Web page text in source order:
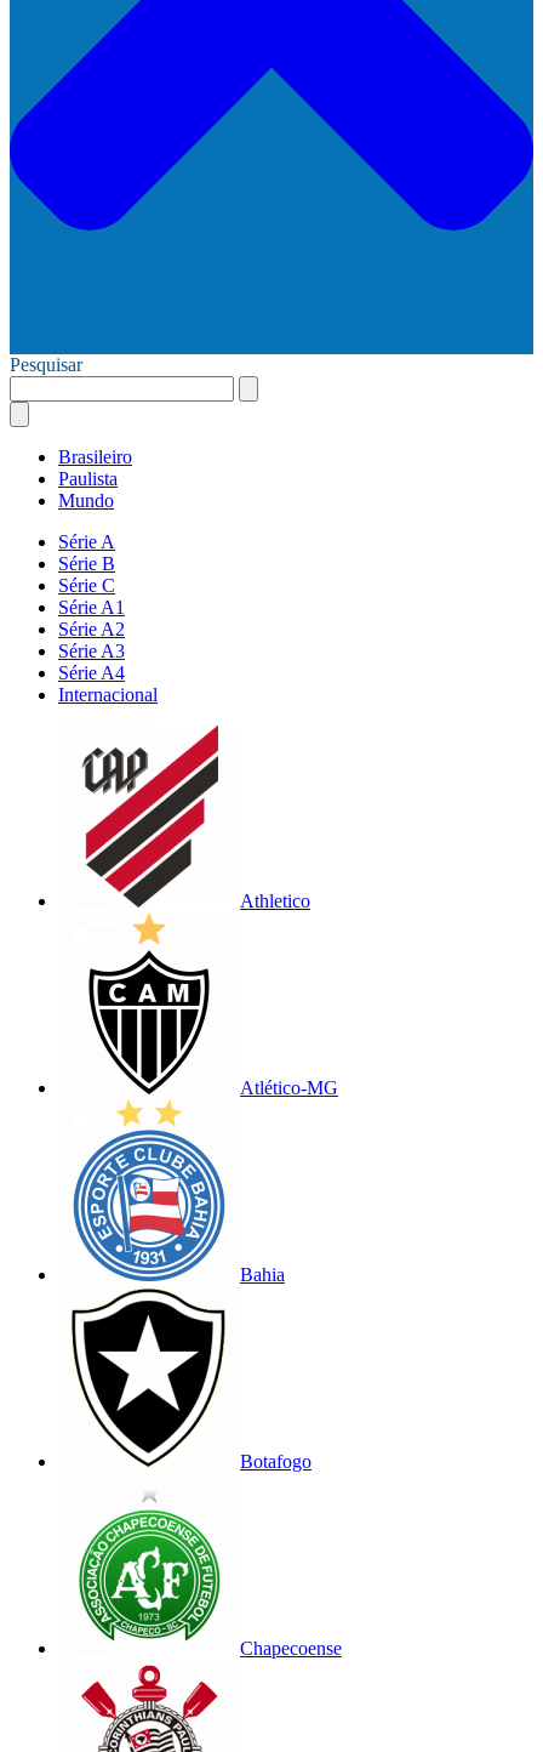
Pesquisar
Brasileiro
Paulista
Mundo
Série A
Série B
Série C
Série A1
Série A2
Série A3
Série A4
Internacional
Athletico
Atlético-MG
Bahia
Botafogo
Chapecoense